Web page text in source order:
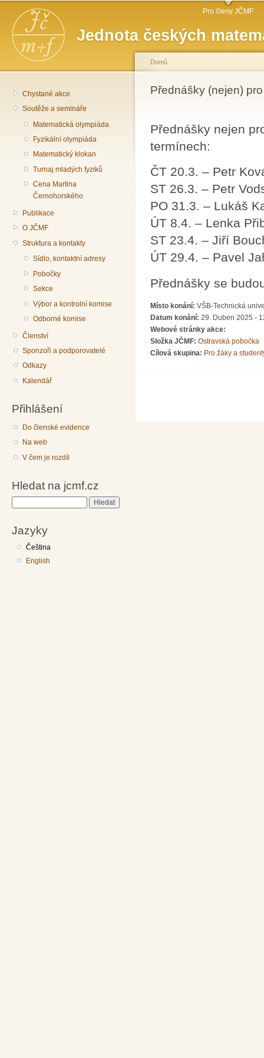
Jednota českých
Hlavní menu Pro členy JČMF
Chystané akce
Soutěže a semináře
Matematická olympiáda
Fyzikální olympiáda
Matematický klokan
Turnaj mladých fyziků
Cena Martina
Černohorského
Publikace
O JČMF
Struktura a kontakty
Sídlo, kontaktní adresy
Pobočky
Sekce
Výbor a kontrolní komise
Odborné komise
Členství
Sponzoři a podporovatelé
Odkazy
Kalendář
Přihlášení
Do členské evidence
Na web
V čem je rozdíl
Hledat na jcmf.cz
Jazyky
Čeština
English
Jste zde
Domů
Přednášky (nejen)
Přednášky nejen
termínech:
ČT 20.3. – Petr
ST 26.3. – Petr
PO 31.3. – Lukáš
ÚT 8.4. – Lenka
ST 23.4. – Jiří
ÚT 29.4. – Pavel
Přednášky se
Místo konání: VŠB-Technická
Datum konání: 29. Duben 2025 -
Webové stránky akce:
Složka JČMF: Ostravská pobočka
Cílová skupina: Pro žáky a